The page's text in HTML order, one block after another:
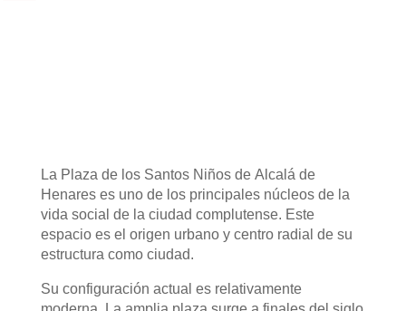
La Plaza de los Santos Niños de Alcalá de
Henares es uno de los principales núcleos de la
vida social de la ciudad complutense. Este
espacio es el origen urbano y centro radial de su
estructura como ciudad.
Su configuración actual es relativamente